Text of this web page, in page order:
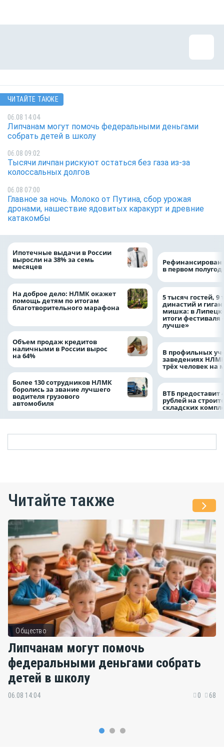
ЧИТАЙТЕ ТАКЖЕ
06.08 14:04
Липчанам могут помочь федеральными деньгами
собрать детей в школу
06.08 09:02
Тысячи личпан рискуют остаться без газа из-за
колоссальных долгов
06.08 07:00
Главное за ночь. Молоко от Путина, сбор урожая
дронами, нашествие ядовитых каракурт и древние
катакомбы
Ипотечные выдачи в России
выросли на 38% за семь
месяцев
На доброе дело: НЛМК окажет
помощь детям по итогам
благотворительного марафона
Объем продаж кредитов
наличными в России вырос
на 64%
Более 130 сотрудников НЛМК
боролись за звание лучшего
водителя грузового
автомобиля
в первом
5 тысяч гостей, 9
династий и
мишка: в
итоги фестиваля
лучше»
В профильных
заведениях
трёх человек на
ВТБ предоставит
рублей на
складских
Читайте также
Общество
Липчанам могут помочь
федеральными деньгами собрать
детей в школу
06.08 14:04 0 68